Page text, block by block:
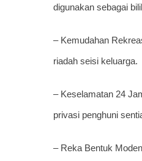
digunakan sebagai
– Kemudahan
riadah seisi keluarga.
– Keselamatan 24
privasi penghuni
– Reka Bentuk